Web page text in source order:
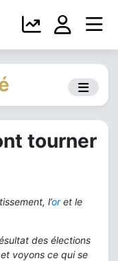
tourner
l’oret le
des élections
voyons ce qui se